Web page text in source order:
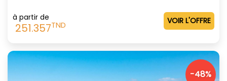
à partir de
251.357TND VOIR L'OFFRE
-48%